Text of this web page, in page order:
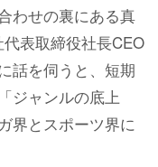
わせの裏にある真
表取締役社長CEO
話を伺うと、短期
ジャンルの底上
界とスポーツ界に